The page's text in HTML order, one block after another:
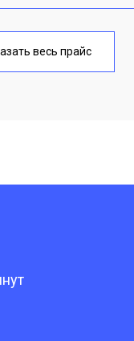
от 40 мин
весь прайс